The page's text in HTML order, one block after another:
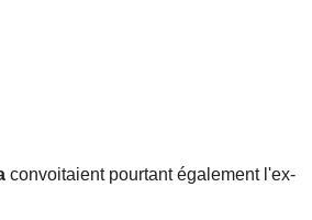
convoitaient pourtant également l'ex-